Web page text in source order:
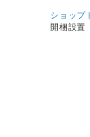
ショップ
開梱設置